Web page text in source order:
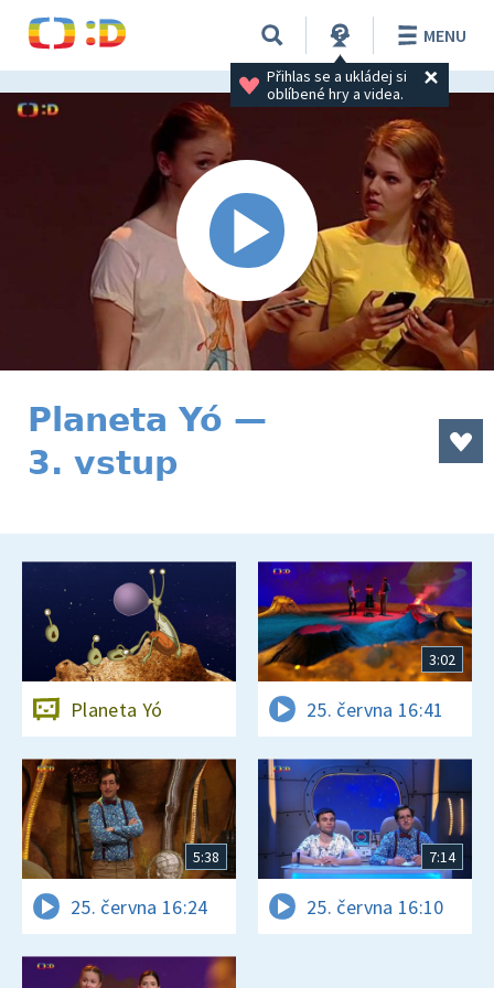
Přihlas se a ukládej si
oblíbené hry a videa.
MENU
Planeta Yó —
3. vstup
Planeta Yó
3:02
25. června 16:41
5:38
25. června 16:24
7:14
25. června 16:10